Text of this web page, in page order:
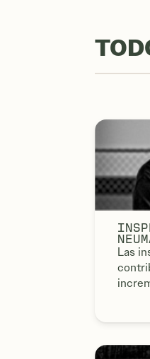
Las